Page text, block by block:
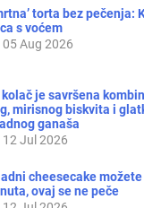
torta bez pečenja:
s voćem
05 Aug 2026
kolač je savršena
mirisnog biskvita i
ganaša
12 Jul 2026
cheesecake
ovaj se ne peče